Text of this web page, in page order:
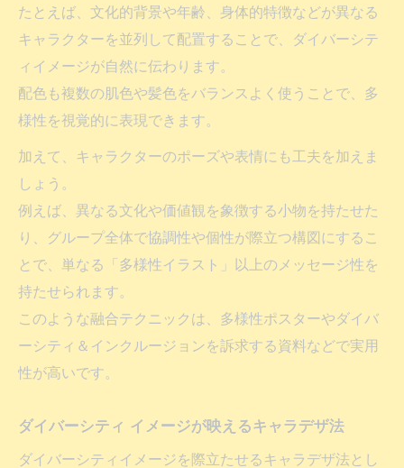
たとえば、文化的背景や年齢、身体的特徴などが異なる
キャラクターを並列して配置することで、ダイバーシテ
ィイメージが自然に伝わります。
配色も複数の肌色や髪色をバランスよく使うことで、多
様性を視覚的に表現できます。
加えて、キャラクターのポーズや表情にも工夫を加えま
しょう。
例えば、異なる文化や価値観を象徴する小物を持たせた
り、グループ全体で協調性や個性が際立つ構図にするこ
とで、単なる「多様性イラスト」以上のメッセージ性を
持たせられます。
このような融合テクニックは、多様性ポスターやダイバ
ーシティ＆インクルージョンを訴求する資料などで実用
性が高いです。
ダイバーシティ イメージが映えるキャラデザ法
ダイバーシティイメージを際立たせるキャラデザ法とし